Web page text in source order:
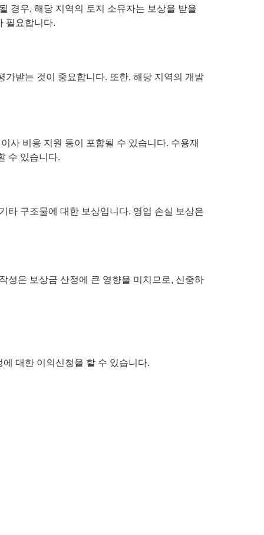
경우, 해당 지역의 토지 소유자는 보상을 받을
필요합니다.
받는 것이 중요합니다. 또한, 해당 지역의 개발
사 비용 지원 등이 포함될 수 있습니다. 수용재
수 있습니다.
타 구조물에 대한 보상입니다. 영업 손실 보상은
성은 보상금 산정에 큰 영향을 미치므로, 신중하
대한 이의신청을 할 수 있습니다.